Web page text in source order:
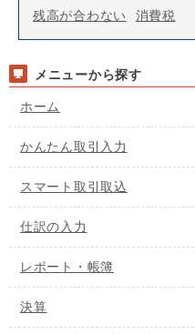
残高が合わない
消費税
メニューから探す
ホーム
かんたん取引入力
スマート取引取込
仕訳の入力
レポート・帳簿
決算